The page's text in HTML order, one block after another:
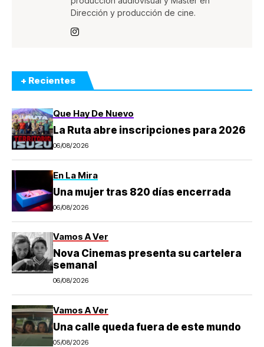
Dirección y producción de cine.
+ Recientes
Que Hay De Nuevo
La Ruta abre inscripciones para 2026
06/08/2026
En La Mira
Una mujer tras 820 días encerrada
06/08/2026
Vamos A Ver
Nova Cinemas presenta su cartelera
semanal
06/08/2026
Vamos A Ver
Una calle queda fuera de este mundo
05/08/2026